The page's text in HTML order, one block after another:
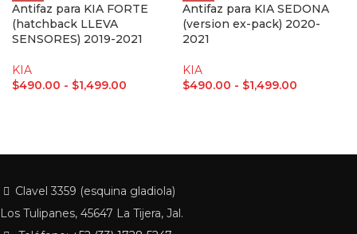
Antifaz para KIA FORTE
(hatchback LLEVA
SENSORES) 2019-2021
KIA
$490.00 - $1,499.00
Antifaz para KIA SEDONA
(version ex-pack) 2020-
2021
KIA
$490.00 - $1,499.00
Clavel 3359 (esquina gladiola)
Los Tulipanes, 45647 La Tijera, Jal.